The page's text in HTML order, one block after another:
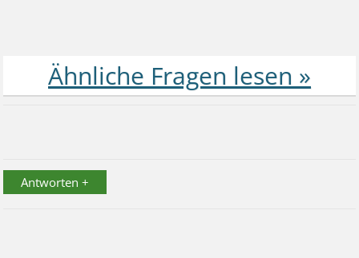
Antworten +